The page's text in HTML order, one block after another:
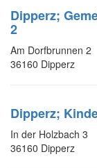
Dipperz;
2
Am Dorfbrunnen 2
36160 Dipperz
Dipperz;
In der Holzbach 3
36160 Dipperz